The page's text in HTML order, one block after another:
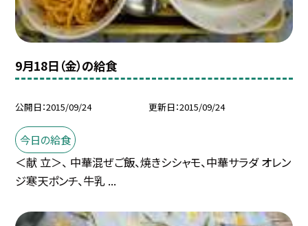
9月18日（金）の給食
公開日 2015/09/24 更新日 2015/09/24
今日の給食
＜献 立＞、 中華混ぜご飯、焼きシシャモ、中華サラダ オレン
ジ寒天ポンチ、牛乳 ...